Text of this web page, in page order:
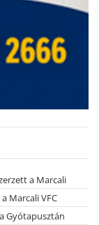
a Marcali
Marcali VFC
Gyótapusztán